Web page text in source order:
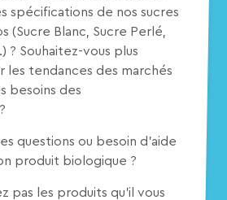
spécifications de nos sucres
(Sucre Blanc, Sucre Perlé,
? Souhaitez-vous plus
les tendances des marchés
besoins des
questions ou besoin d’aide
produit biologique ?
pas les produits qu’il vous